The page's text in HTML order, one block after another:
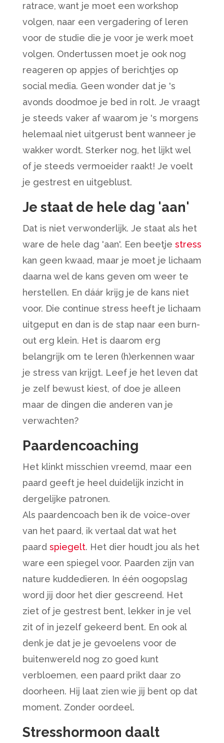
ratrace, want je moet een workshop
volgen, naar een vergadering of leren
voor de studie die je voor je werk moet
volgen. Ondertussen moet je ook nog
reageren op appjes of berichtjes op
social media. Geen wonder dat je 's
avonds doodmoe je bed in rolt. Je vraagt
je steeds vaker af waarom je 's morgens
helemaal niet uitgerust bent wanneer je
wakker wordt. Sterker nog, het lijkt wel
of je steeds vermoeider raakt! Je voelt
je gestrest en uitgeblust.
Je staat de hele dag 'aan'
Dat is niet verwonderlijk. Je staat als het
ware de hele dag 'aan'. Een beetje stress
kan geen kwaad, maar je moet je lichaam
daarna wel de kans geven om weer te
herstellen. En dáár krijg je de kans niet
voor. Die continue stress heeft je lichaam
uitgeput en dan is de stap naar een burn-
out erg klein. Het is daarom erg
belangrijk om te leren (h)erkennen waar
je stress van krijgt. Leef je het leven dat
je zelf bewust kiest, of doe je alleen
maar de dingen die anderen van je
verwachten?
Paardencoaching
Het klinkt misschien vreemd, maar een
paard geeft je heel duidelijk inzicht in
dergelijke patronen.
Als paardencoach ben ik de voice-over
van het paard, ik vertaal dat wat het
paard spiegelt. Het dier houdt jou als het
ware een spiegel voor. Paarden zijn van
nature kuddedieren. In één oogopslag
word jij door het dier gescreend. Het
ziet of je gestrest bent, lekker in je vel
zit of in jezelf gekeerd bent. En ook al
denk je dat je je gevoelens voor de
buitenwereld nog zo goed kunt
verbloemen, een paard prikt daar zo
doorheen. Hij laat zien wie jij bent op dat
moment. Zonder oordeel.
Stresshormoon daalt